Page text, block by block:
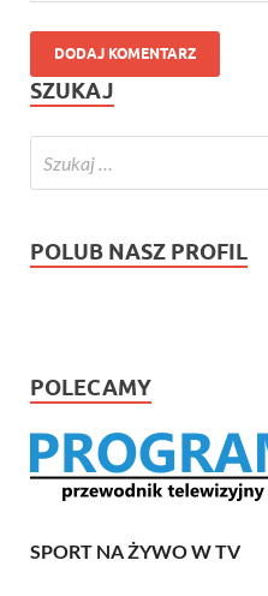
SZUKAJ
POLUB NASZ PROFIL
POLECAMY
SPORT NA ŻYWO W TV